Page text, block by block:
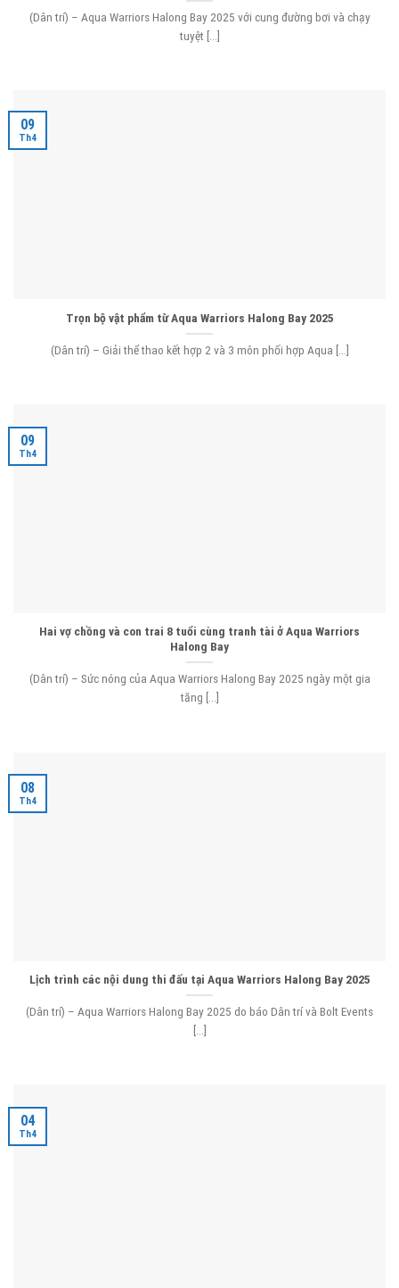
(Dân trí) – Aqua Warriors Halong Bay 2025 với cung đường bơi và chạy
tuyệt [...]
Trọn bộ vật phẩm từ Aqua Warriors Halong Bay 2025
(Dân trí) – Giải thể thao kết hợp 2 và 3 môn phối hợp Aqua [...]
09
Th4
Hai vợ chồng và con trai 8 tuổi cùng tranh tài ở Aqua Warriors
Halong Bay
(Dân trí) – Sức nóng của Aqua Warriors Halong Bay 2025 ngày một gia
tăng [...]
09
Th4
Lịch trình các nội dung thi đấu tại Aqua Warriors Halong Bay 2025
(Dân trí) – Aqua Warriors Halong Bay 2025 do báo Dân trí và Bolt Events
[...]
08
Th4
04
Th4